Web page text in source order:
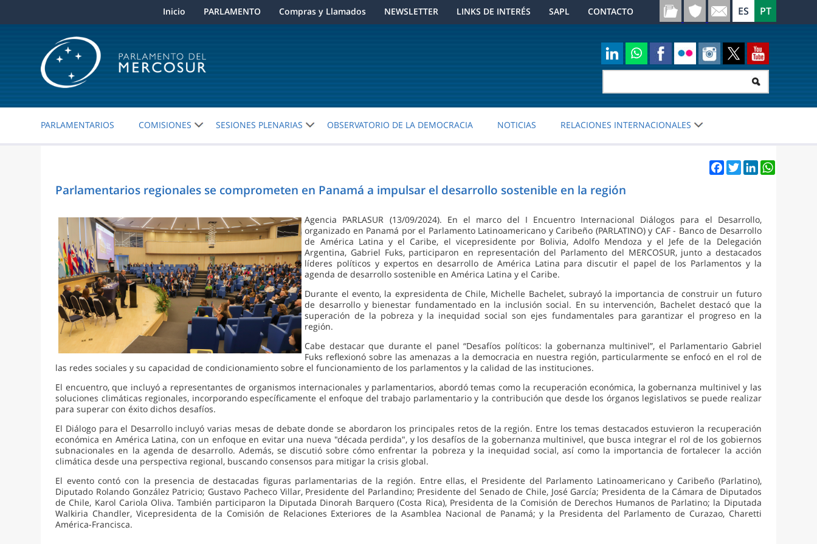
Inicio PARLAMENTO Compras y Llamados NEWSLETTER LINKS DE INTERÉS SAPL CONTACTO
PARLAMENTARIOS COMISIONES SESIONES PLENARIAS OBSERVATORIO DE LA DEMOCRACIA NOTICIAS RELACIONES INTERNACIONALES
Facebook
TwitterLinkedInWhatsApp
Parlamentarios regionales se comprometen en Panamá a impulsar el desarrollo sostenible en la región
Agencia PARLASUR (13/09/2024). En el marco del I Encuentro Internacional Diálogos para el Desarrollo,
organizado en Panamá por el Parlamento Latinoamericano y Caribeño (PARLATINO) y CAF - Banco de Desarrollo
de América Latina y el Caribe, el vicepresidente por Bolivia, Adolfo Mendoza y el Jefe de la Delegación
Argentina, Gabriel Fuks, participaron en representación del Parlamento del MERCOSUR, junto a destacados
líderes políticos y expertos en desarrollo de América Latina para discutir el papel de los Parlamentos y la
agenda de desarrollo sostenible en América Latina y el Caribe.
Durante el evento, la expresidenta de Chile, Michelle Bachelet, subrayó la importancia de construir un futuro
de desarrollo y bienestar fundamentado en la inclusión social. En su intervención, Bachelet destacó que la
superación de la pobreza y la inequidad social son ejes fundamentales para garantizar el progreso en la
región.
Cabe destacar que durante el panel “Desafíos políticos: la gobernanza multinivel”, el Parlamentario Gabriel
Fuks reflexionó sobre las amenazas a la democracia en nuestra región, particularmente se enfocó en el rol de
las redes sociales y su capacidad de condicionamiento sobre el funcionamiento de los parlamentos y la calidad de las instituciones.
El encuentro, que incluyó a representantes de organismos internacionales y parlamentarios, abordó temas como la recuperación económica, la gobernanza multinivel y las
soluciones climáticas regionales, incorporando específicamente el enfoque del trabajo parlamentario y la contribución que desde los órganos legislativos se puede realizar
para superar con éxito dichos desafíos.
El Diálogo para el Desarrollo incluyó varias mesas de debate donde se abordaron los principales retos de la región. Entre los temas destacados estuvieron la recuperación
económica en América Latina, con un enfoque en evitar una nueva "década perdida", y los desafíos de la gobernanza multinivel, que busca integrar el rol de los gobiernos
subnacionales en la agenda de desarrollo. Además, se discutió sobre cómo enfrentar la pobreza y la inequidad social, así como la importancia de fortalecer la acción
climática desde una perspectiva regional, buscando consensos para mitigar la crisis global.
El evento contó con la presencia de destacadas figuras parlamentarias de la región. Entre ellas, el Presidente del Parlamento Latinoamericano y Caribeño (Parlatino),
Diputado Rolando González Patricio; Gustavo Pacheco Villar, Presidente del Parlandino; Presidente del Senado de Chile, José García; Presidenta de la Cámara de Diputados
de Chile, Karol Cariola Oliva. También participaron la Diputada Dinorah Barquero (Costa Rica), Presidenta de la Comisión de Derechos Humanos de Parlatino; la Diputada
Walkiria Chandler, Vicepresidenta de la Comisión de Relaciones Exteriores de la Asamblea Nacional de Panamá; y la Presidenta del Parlamento de Curazao, Charetti
América-Francisca.